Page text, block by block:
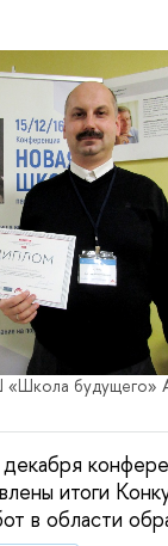
будущего»
итоги
в области